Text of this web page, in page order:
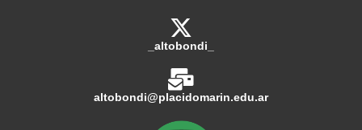
_altobondi_
altobondi@placidomarin.edu.ar